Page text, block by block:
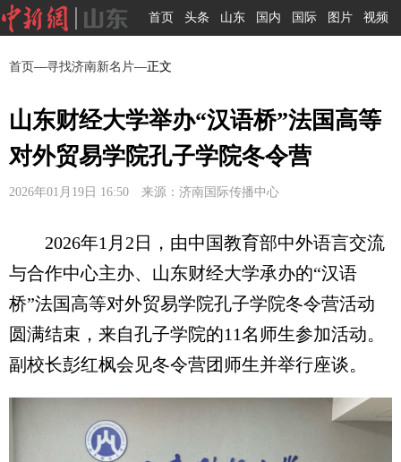
首页 头条 山东 国内 国际 图片 视频
首页—寻找济南新名片—正文
山东财经大学举办“汉语桥”法国高等
对外贸易学院孔子学院冬令营
2026年01月19日 16:50 来源：济南国际传播中心
2026年1月2日，由中国教育部中外语言交流
与合作中心主办、山东财经大学承办的“汉语
桥”法国高等对外贸易学院孔子学院冬令营活动
圆满结束，来自孔子学院的11名师生参加活动。
副校长彭红枫会见冬令营团师生并举行座谈。